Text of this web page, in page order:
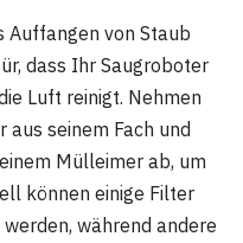
Auffangen von Staub
dass Ihr Saugroboter
Luft reinigt. Nehmen
aus seinem Fach und
Mülleimer ab, um
können einige Filter
während andere